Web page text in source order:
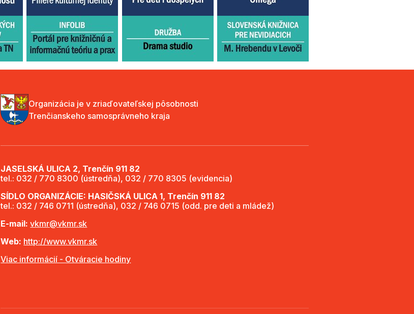
Organizácia je v zriaďovateľskej pôsobnosti
Trenčianskeho samosprávneho kraja
JASELSKÁ ULICA 2, Trenčín 911 82
tel.: 032 / 770 8300 (ústredňa), 032 / 770 8305 (evidencia)
SÍDLO ORGANIZÁCIE: HASIČSKÁ ULICA 1, Trenčín 911 82
tel.: 032 / 746 0711 (ústredňa), 032 / 746 0715 (odd. pre deti a mládež)
E-mail: vkmr@vkmr.sk
Web: http://www.vkmr.sk
Viac informácií - Otváracie hodiny